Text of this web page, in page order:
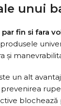
unui
fin si fara
un alt